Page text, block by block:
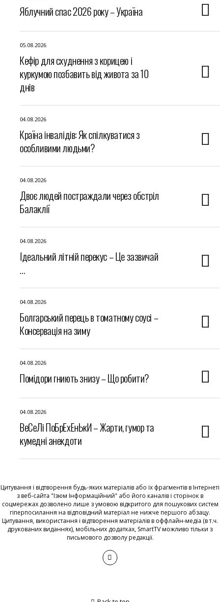
Яблучний спас 2026 року – Україна
05.08.2026
Кефір для схуднення з корицею і
куркумою позбавить від живота за 10
днів
04.08.2026
Країна інвалідів: Як спілкуватися з
особливими людьми?
04.08.2026
Двоє людей постраждали через обстріл
Балаклії
04.08.2026
Ідеальний літній перекус – Це зазвичай
…
04.08.2026
Болгарський перець в томатному соусі –
Консервація на зиму
04.08.2026
Помідори гниють знизу – Що робити?
04.08.2026
ВеСеЛі ПоБрЕхЕнЬкИ – Жарти, гумор та
кумедні анекдоти
Цитування і відтворення будь-яких матеріалів або їх фрагментів в Інтернеті
з веб-сайта "Ізюм Інформаційний" або його каналів і сторінок в
соцмережах дозволено лише з умовою відкритого для пошукових систем
гіперпосилання на відповідний матеріал не нижче першого абзацу.
Цитування, використання і відтворення матеріалів в оффлайн-медіа (в т.ч.
друкованих виданнях), мобільних додатках, SmartTV можливо тільки з
письмового дозволу редакції.